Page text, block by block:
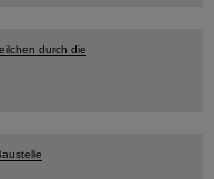
durch die